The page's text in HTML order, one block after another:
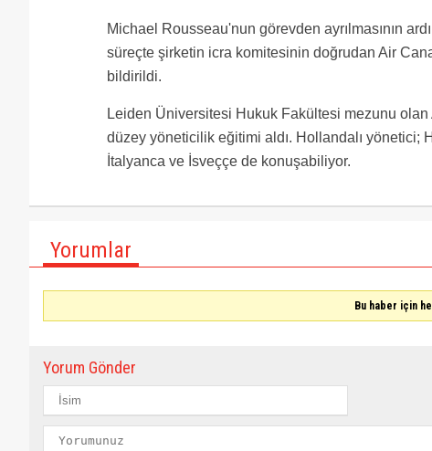
Michael Rousseau'nun görevden ayrılmasının
süreçte şirketin icra komitesinin doğrudan Air
bildirildi.
Leiden Üniversitesi Hukuk Fakültesi mezunu
düzey yöneticilik eğitimi aldı. Hollandalı yönetici;
İtalyanca ve İsveççe de konuşabiliyor.
Yorumlar
Bu haber için
Yorum Gönder